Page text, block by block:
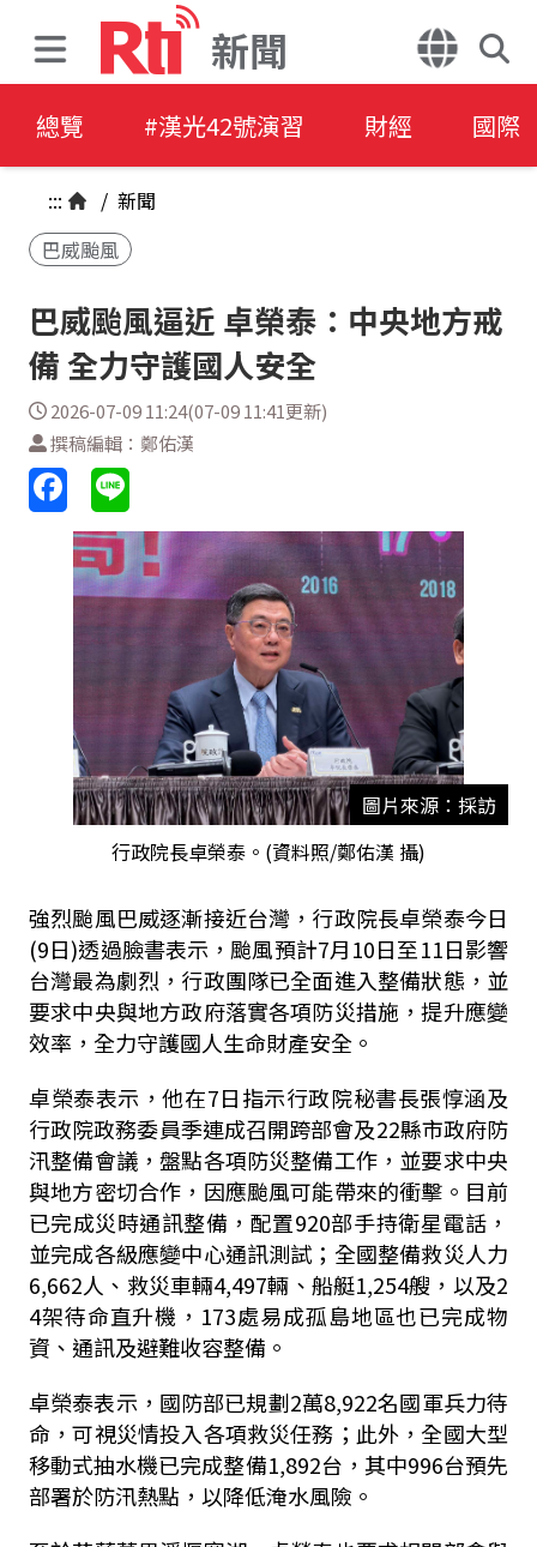
新聞
總覽 #漢光42號演習 財經 國際
::: / 新聞
巴威颱風
巴威颱風逼近 卓榮泰：中央地方戒
備 全力守護國人安全
2026-07-09 11:24(07-09 11:41更新)
撰稿編輯：鄭佑漢
圖片來源：採訪
行政院長卓榮泰。(資料照/鄭佑漢 攝)
強烈颱風巴威逐漸接近台灣，行政院長卓榮泰今日
(9日)透過臉書表示，颱風預計7月10日至11日影響
台灣最為劇烈，行政團隊已全面進入整備狀態，並
要求中央與地方政府落實各項防災措施，提升應變
效率，全力守護國人生命財產安全。
卓榮泰表示，他在7日指示行政院秘書長張惇涵及
行政院政務委員季連成召開跨部會及22縣市政府防
汛整備會議，盤點各項防災整備工作，並要求中央
與地方密切合作，因應颱風可能帶來的衝擊。目前
已完成災時通訊整備，配置920部手持衛星電話，
並完成各級應變中心通訊測試；全國整備救災人力
6,662人、救災車輛4,497輛、船艇1,254艘，以及2
4架待命直升機，173處易成孤島地區也已完成物
資、通訊及避難收容整備。
卓榮泰表示，國防部已規劃2萬8,922名國軍兵力待
命，可視災情投入各項救災任務；此外，全國大型
移動式抽水機已完成整備1,892台，其中996台預先
部署於防汛熱點，以降低淹水風險。